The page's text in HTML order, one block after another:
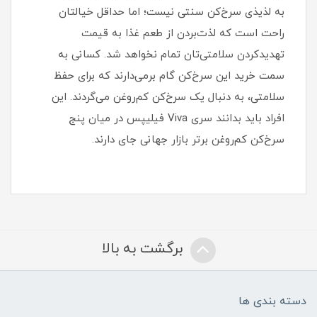
به لذیذی سرخ‌کن سنتی نیست؛ اما حداقل خیالتان
راحت است که لذت‌بردن از طعم غذا به قیمت
تهدیدکردن سلامتی‌تان تمام نخواهد شد. کسانی به
سمت خرید این سرخ‌کن گام‌ برمی‌دارند که برای حفظ
سلامتی‌، به دنبال یک سرخ‌کن کم‌روغن می‌گردند. این
افراد باید بدانند سری Viva فیلیپس در میان پنج
سرخ‌کن کم‌روغن برتر بازار جهانی جای دارند.
برگشت به بالا
دسته بندی ها